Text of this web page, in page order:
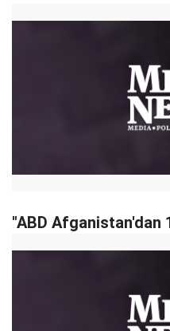
"ABD Afganistan'dan